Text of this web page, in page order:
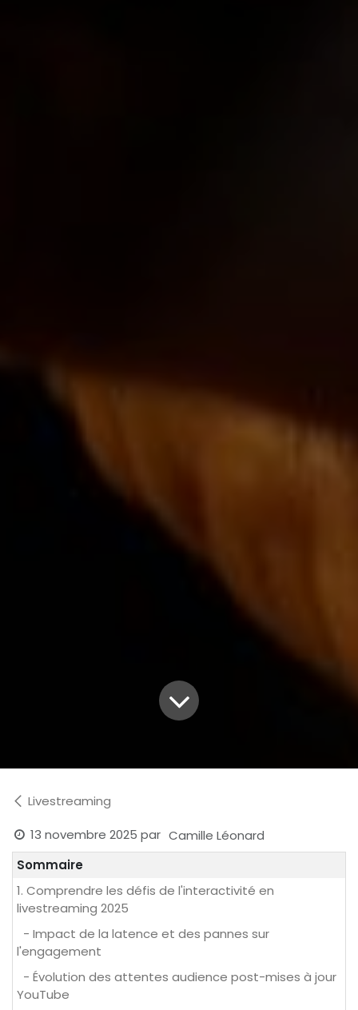
Livestreaming
13 novembre 2025 par Camille Léonard
Sommaire
1. Comprendre les défis de l'interactivité en
livestreaming 2025
- Impact de la latence et des pannes sur
l'engagement
- Évolution des attentes audience post-mises à jour
YouTube